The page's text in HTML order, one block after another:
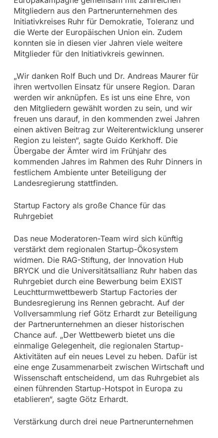
Mitgliedern aus den Partnerunternehmen des
Initiativkreises Ruhr für Demokratie, Toleranz und
die Werte der Europäischen Union ein. Zudem
konnten sie in diesen vier Jahren viele weitere
Mitglieder für den Initiativkreis gewinnen.
„Wir danken Rolf Buch und Dr. Andreas Maurer für
ihren wertvollen Einsatz für unsere Region. Daran
werden wir anknüpfen. Es ist uns eine Ehre, von
den Mitgliedern gewählt worden zu sein, und wir
freuen uns darauf, in den kommenden zwei Jahren
einen aktiven Beitrag zur Weiterentwicklung unserer
Region zu leisten“, sagte Guido Kerkhoff. Die
Übergabe der Ämter wird im Frühjahr des
kommenden Jahres im Rahmen des Ruhr Dinners in
festlichem Ambiente unter Beteiligung der
Landesregierung stattfinden.
Startup Factory als große Chance für das
Ruhrgebiet
Das neue Moderatoren-Team wird sich künftig
verstärkt dem regionalen Startup-Ökosystem
widmen. Die RAG-Stiftung, der Innovation Hub
BRYCK und die Universitätsallianz Ruhr haben das
Ruhrgebiet durch eine Bewerbung beim EXIST
Leuchtturmwettbewerb Startup Factories der
Bundesregierung ins Rennen gebracht. Auf der
Vollversammlung rief Götz Erhardt zur Beteiligung
der Partnerunternehmen an dieser historischen
Chance auf. „Der Wettbewerb bietet uns die
einmalige Gelegenheit, die regionalen Startup-
Aktivitäten auf ein neues Level zu heben. Dafür ist
eine enge Zusammenarbeit zwischen Wirtschaft und
Wissenschaft entscheidend, um das Ruhrgebiet als
einen führenden Startup-Hotspot in Europa zu
etablieren“, sagte Götz Erhardt.
Verstärkung durch drei neue Partnerunternehmen